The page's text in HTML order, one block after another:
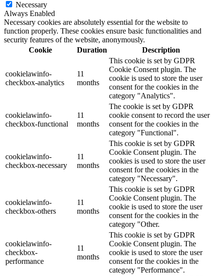
Necessary
Always Enabled
Necessary cookies are absolutely essential for the website to
function properly. These cookies ensure basic functionalities and
security features of the website, anonymously.
Cookie
Duration Description
cookielawinfo-
checkbox-analytics
11
months
This cookie is set by GDPR
Cookie Consent plugin. The
cookie is used to store the user
consent for the cookies in the
category "Analytics".
cookielawinfo-
checkbox-functional
11
months
The cookie is set by GDPR
cookie consent to record the user
consent for the cookies in the
category "Functional".
cookielawinfo-
checkbox-necessary
11
months
This cookie is set by GDPR
Cookie Consent plugin. The
cookies is used to store the user
consent for the cookies in the
category "Necessary".
cookielawinfo-
checkbox-others
11
months
This cookie is set by GDPR
Cookie Consent plugin. The
cookie is used to store the user
consent for the cookies in the
category "Other.
cookielawinfo-
checkbox-
performance
11
months
This cookie is set by GDPR
Cookie Consent plugin. The
cookie is used to store the user
consent for the cookies in the
category "Performance".